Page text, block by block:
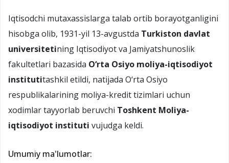
Iqtisodchi mutaxassislarga talab ortib borayotganligini
hisobga olib, 1931-yil 13-avgustda Turkiston davlat
universitetining Iqtisodiyot va Jamiyatshunoslik
fakultetlari bazasida O‘rta Osiyo moliya-iqtisodiyot
institutitashkil etildi, natijada O‘rta Osiyo
respublikalarining moliya-kredit tizimlari uchun
xodimlar tayyorlab beruvchi Toshkent Moliya-
iqtisodiyot instituti vujudga keldi.
Umumiy ma'lumotlar: